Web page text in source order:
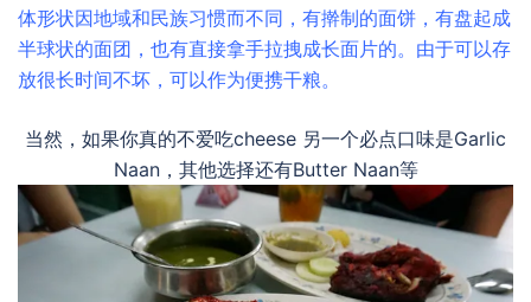
体形状因地域和民族习惯而不同，有擀制的面饼，有盘起成
半球状的面团，也有直接拿手拉拽成长面片的。由于可以存
放很长时间不坏，可以作为便携干粮。
当然，如果你真的不爱吃cheese 另一个必点口味是Garlic
Naan，其他选择还有Butter Naan等